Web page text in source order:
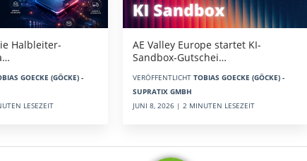
Halbleiter-
GOECKE (GÖCKE) -
LESEZEIT
AE Valley Europe startet KI-
Sandbox-Gutschei…
VERÖFFENTLICHT TOBIAS GOECKE (GÖCKE) -
SUPRATIX GMBH
JUNI 8, 2026 | 2 MINUTEN LESEZEIT